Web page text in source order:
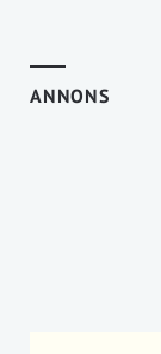
ANNONS